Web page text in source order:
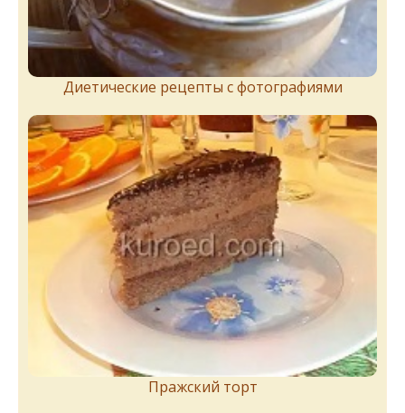
Диетические рецепты с фотографиями
Пражский торт